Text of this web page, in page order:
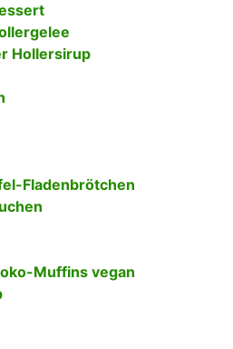
Hollersirup
Fladenbrötchen
Muffins vegan